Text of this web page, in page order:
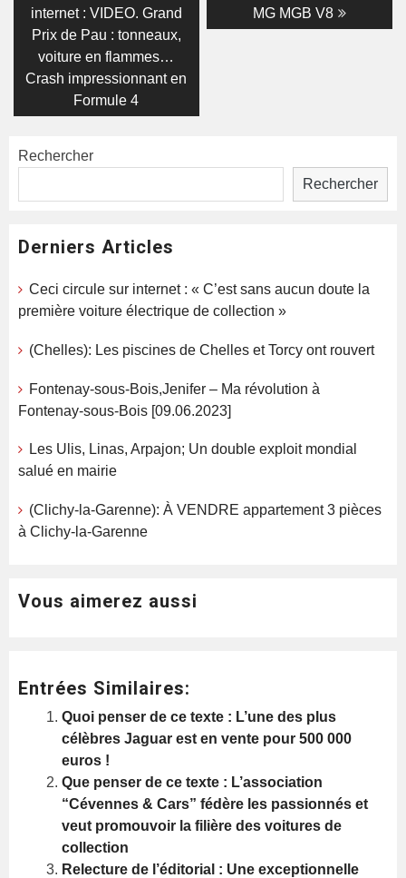
de
l’article
post:
internet : VIDEO. Grand
Prix de Pau : tonneaux,
voiture en flammes…
Crash impressionnant en
Formule 4
MG MGB V8
Rechercher
Rechercher
Derniers Articles
Ceci circule sur internet : « C’est sans aucun doute la
première voiture électrique de collection »
(Chelles): Les piscines de Chelles et Torcy ont rouvert
Fontenay-sous-Bois,Jenifer – Ma révolution à
Fontenay-sous-Bois [09.06.2023]
Les Ulis, Linas, Arpajon; Un double exploit mondial
salué en mairie
(Clichy-la-Garenne): À VENDRE appartement 3 pièces
à Clichy-la-Garenne
Vous aimerez aussi
Entrées Similaires:
Quoi penser de ce texte : L’une des plus
célèbres Jaguar est en vente pour 500 000
euros !
Que penser de ce texte : L’association
“Cévennes & Cars” fédère les passionnés et
veut promouvoir la filière des voitures de
collection
Relecture de l’éditorial : Une exceptionnelle